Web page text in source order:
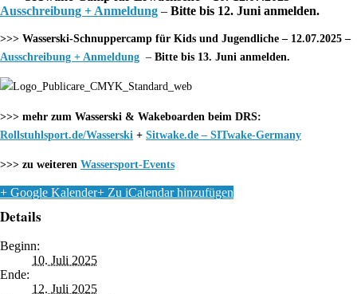
Ausschreibung + Anmeldung – Bitte bis 12. Juni anmelden.
>>> Wasserski-Schnuppercamp für Kids und Jugendliche – 12.07.2025 –
Ausschreibung + Anmeldung – Bitte bis 13. Juni anmelden.
>>> mehr zum Wasserski & Wakeboarden beim DRS:
Rollstuhlsport.de/Wasserski + Sitwake.de – SITwake-Germany
>>> zu weiteren Wassersport-Events
+ Google Kalender+ Zu iCalendar hinzufügen
Details
Beginn:
10. Juli 2025
Ende:
12. Juli 2025